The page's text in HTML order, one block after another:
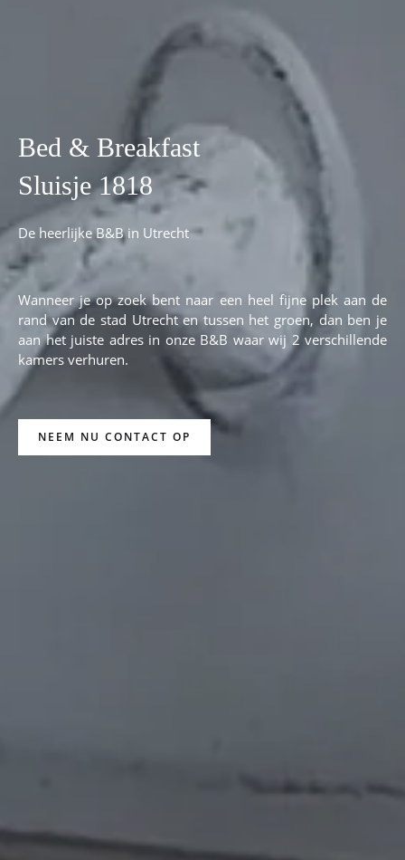
Bed & Breakfast
Sluisje 1818
De heerlijke B&B in Utrecht
Wanneer je op zoek bent naar een heel fijne plek aan de
rand van de stad Utrecht en tussen het groen, dan ben je
aan het juiste adres in onze B&B waar wij 2 verschillende
kamers verhuren.
NEEM NU CONTACT OP